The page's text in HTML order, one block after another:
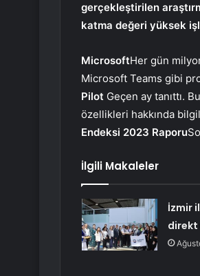
gerçekleştirilen
katma değeri yüksek
MicrosoftHer gün
Microsoft Teams gibi
Pilot Geçen ay tanıttı.
özellikleri hakkında
Endeksi 2023 Raporu
İlgili Makaleler
İzmir
direkt